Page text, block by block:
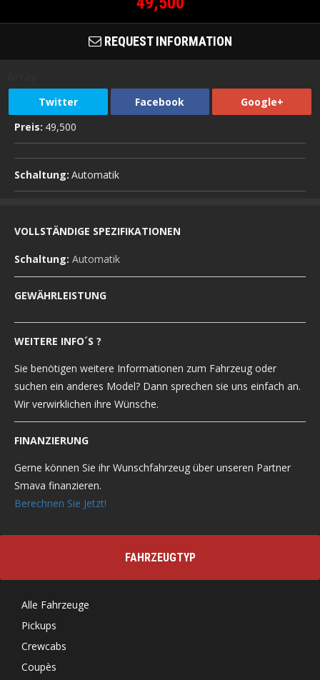
REQUEST INFORMATION
Twitter Facebook
Google+
Preis: 49,500
Schaltung: Automatik
VOLLSTÄNDIGE SPEZIFIKATIONEN
Schaltung: Automatik
GEWÄHRLEISTUNG
WEITERE INFO´S ?
Sie benötigen weitere Informationen zum Fahrzeug oder
suchen ein anderes Model? Dann sprechen sie uns einfach an.
Wir verwirklichen ihre Wünsche.
FINANZIERUNG
Gerne können Sie ihr Wunschfahrzeug über unseren Partner
Smava finanzieren.
Berechnen Sie Jetzt!
FAHRZEUGTYP
Alle Fahrzeuge
Pickups
Crewcabs
Coupès